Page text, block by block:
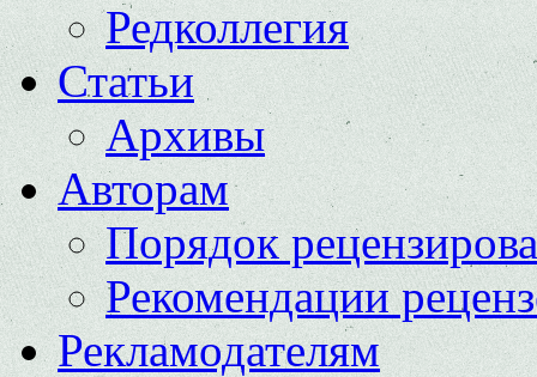
Редколлегия
Статьи
Архивы
Авторам
Порядок
Рекомендации
Рекламодателям